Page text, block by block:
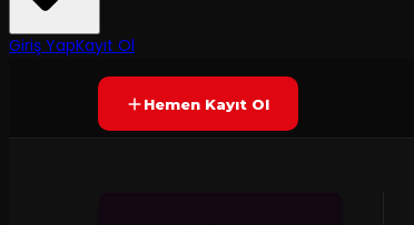
Giriş YapKayıt OlYAKINDA
Hemen Kayıt Ol